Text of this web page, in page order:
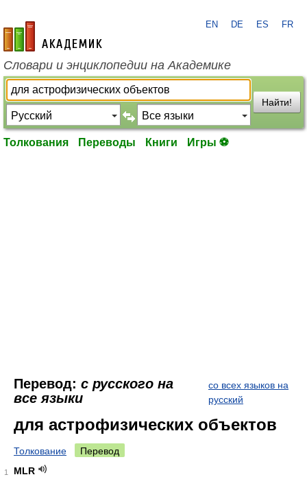
academic.ru
EN DE ES FR
Словари и энциклопедии на Академике
Найти!
Толкования Переводы Книги Игры ⚽
Перевод: с русского на
все языки
со всех языков на
русский
для астрофизических объектов
Толкование Перевод
1
MLR